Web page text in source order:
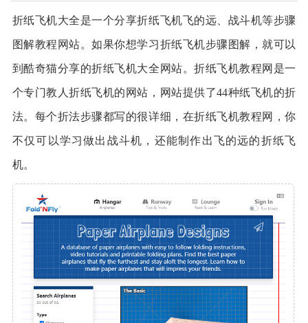
折纸飞机大全是一个分享折纸飞机飞的远、战斗机等步骤
图解教程网站。如果你想学习折纸飞机步骤图解，就可以
到酷奇猫分享的折纸飞机大全网站。折纸飞机教程网是一
个专门教人折纸飞机的网站，网站提供了44种纸飞机的折
法。每个折法步骤都写的很详细，在折纸飞机教程网，你
不仅可以学习做出战斗机，还能制作出飞的远的折纸飞
机。